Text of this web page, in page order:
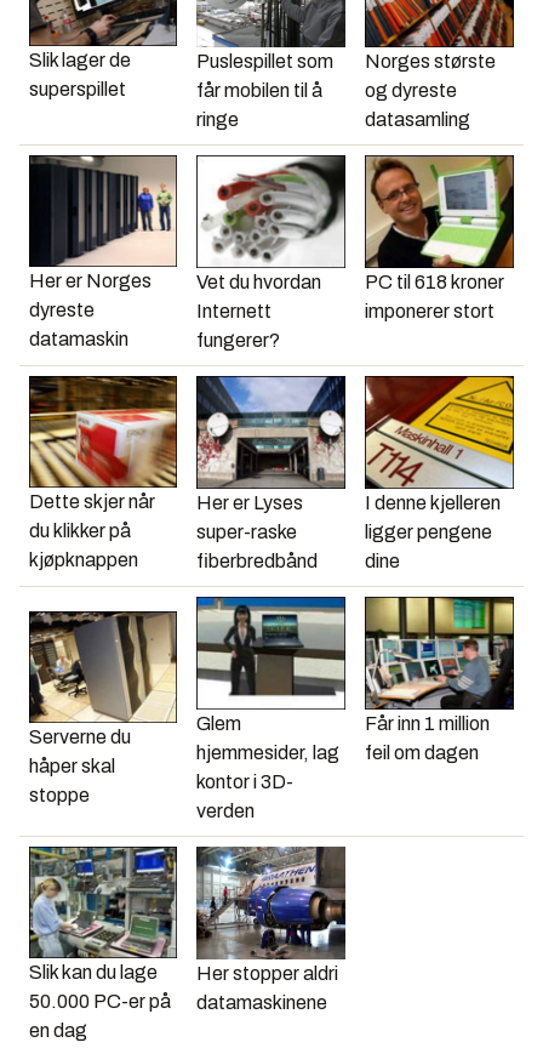
Slik lager de
superspillet
Puslespillet som
får mobilen til å
ringe
Norges største
og dyreste
datasamling
Her er Norges
dyreste
datamaskin
Vet du hvordan
Internett
fungerer?
PC til 618 kroner
imponerer stort
Dette skjer når
du klikker på
kjøpknappen
Her er Lyses
super-raske
fiberbredbånd
I denne kjelleren
ligger pengene
dine
Serverne du
håper skal
stoppe
Glem
hjemmesider, lag
kontor i 3D-
verden
Får inn 1 million
feil om dagen
Slik kan du lage
50.000 PC-er på
en dag
Her stopper aldri
datamaskinene